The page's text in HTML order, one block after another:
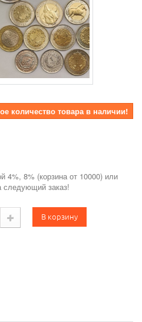
количество товара в наличии!
4%, 8% (корзина от 10000) или
следующий заказ!
В корзину